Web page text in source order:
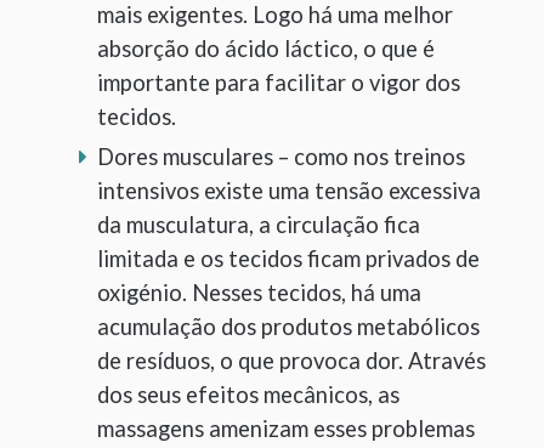
mais exigentes. Logo há uma melhor
absorção do ácido láctico, o que é
importante para facilitar o vigor dos
tecidos.
Dores musculares – como nos treinos
intensivos existe uma tensão excessiva
da musculatura, a circulação fica
limitada e os tecidos ficam privados de
oxigénio. Nesses tecidos, há uma
acumulação dos produtos metabólicos
de resíduos, o que provoca dor. Através
dos seus efeitos mecânicos, as
massagens amenizam esses problemas